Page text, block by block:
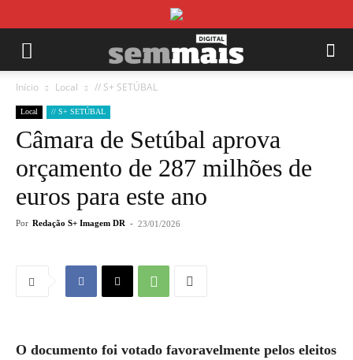
Início Local // S+ SETÚBAL
Local // S+ SETÚBAL
Câmara de Setúbal aprova
orçamento de 287 milhões de
euros para este ano
Por Redação S+ Imagem DR - 23/01/2026
O documento foi votado favoravelmente pelos eleitos